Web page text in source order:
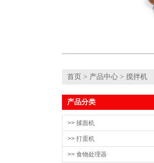
首页 > 产品中心 > 搅拌机
产品分类
>> 揉面机
>> 打蛋机
>> 食物处理器